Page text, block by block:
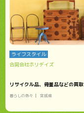
ライフスタイル
合同会社ホリデイズ
リサイクル品、骨董品などの買取
暮らしの色々 宮城県